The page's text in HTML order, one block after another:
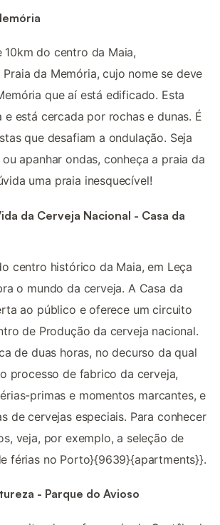
do centro da Maia,
da Memória, cujo nome se deve
que aí está edificado. Esta
e está cercada por rochas e dunas. É
que desafiam a ondulação. Seja
apanhar ondas, conheça a praia da
uma praia inesquecível!
da Cerveja Nacional - Casa da
centro histórico da Maia, em Leça
o mundo da cerveja. A Casa da
ao público e oferece um circuito
de Produção da cerveja nacional.
de duas horas, no decurso da qual
processo de fabrico da cerveja,
primas e momentos marcantes, e
de cervejas especiais. Para conhecer
veja, por exemplo, a seleção de
férias no Porto}{9639}{apartments}}.
- Parque do Avioso